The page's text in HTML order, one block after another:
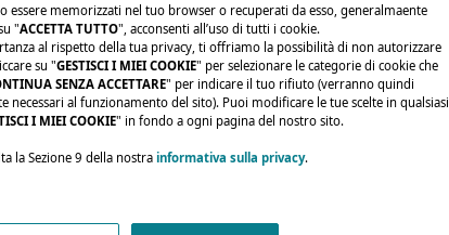
essere memorizzati nel tuo browser o recuperati da esso, generalmaente
"ACCETTA TUTTO", acconsenti all’uso di tutti i cookie.
al rispetto della tua privacy, ti offriamo la possibilità di non autorizzare
su "GESTISCI I MIEI COOKIE" per selezionare le categorie di cookie che
SENZA ACCETTARE" per indicare il tuo rifiuto (verranno quindi
necessari al funzionamento del sito). Puoi modificare le tue scelte in qualsiasi
I MIEI COOKIE" in fondo a ogni pagina del nostro sito.
la Sezione 9 della nostrainformativa sulla privacy.